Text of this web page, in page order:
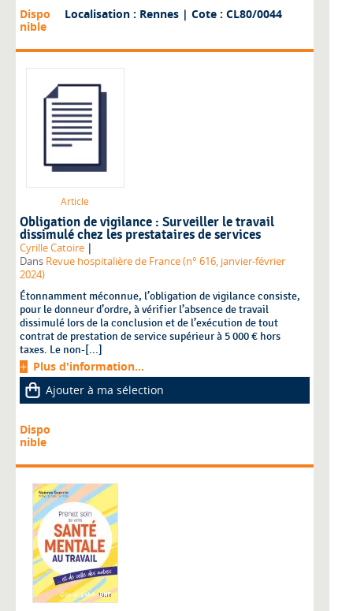
Dispo
nible
Localisation : Rennes | Cote : CL80/0044
Article
Obligation de vigilance : Surveiller le travail
dissimulé chez les prestataires de services
Cyrille Catoire |
Dans Revue hospitalière de France (n° 616, janvier-février
2024)
Étonnamment méconnue, l’obligation de vigilance consiste,
pour le donneur d’ordre, à vérifier l’absence de travail
dissimulé lors de la conclusion et de l’exécution de tout
contrat de prestation de service supérieur à 5 000 € hors
taxes. Le non-[...]
Plus d'information...
Ajouter à ma sélection
Dispo
nible